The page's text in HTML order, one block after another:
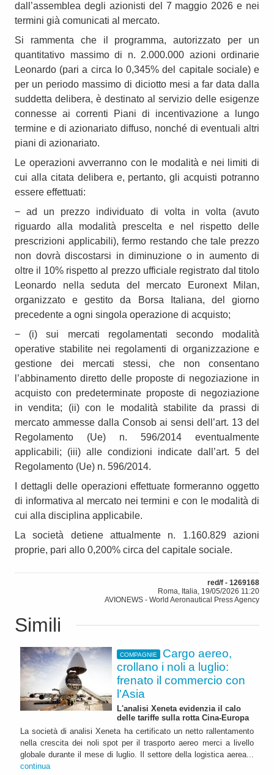
dall’assemblea degli azionisti del 7 maggio 2026 e nei
termini già comunicati al mercato.
Si rammenta che il programma, autorizzato per un
quantitativo massimo di n. 2.000.000 azioni ordinarie
Leonardo (pari a circa lo 0,345% del capitale sociale) e
per un periodo massimo di diciotto mesi a far data dalla
suddetta delibera, è destinato al servizio delle esigenze
connesse ai correnti Piani di incentivazione a lungo
termine e di azionariato diffuso, nonché di eventuali altri
piani di azionariato.
Le operazioni avverranno con le modalità e nei limiti di
cui alla citata delibera e, pertanto, gli acquisti potranno
essere effettuati:
− ad un prezzo individuato di volta in volta (avuto
riguardo alla modalità prescelta e nel rispetto delle
prescrizioni applicabili), fermo restando che tale prezzo
non dovrà discostarsi in diminuzione o in aumento di
oltre il 10% rispetto al prezzo ufficiale registrato dal titolo
Leonardo nella seduta del mercato Euronext Milan,
organizzato e gestito da Borsa Italiana, del giorno
precedente a ogni singola operazione di acquisto;
− (i) sui mercati regolamentati secondo modalità
operative stabilite nei regolamenti di organizzazione e
gestione dei mercati stessi, che non consentano
l’abbinamento diretto delle proposte di negoziazione in
acquisto con predeterminate proposte di negoziazione
in vendita; (ii) con le modalità stabilite da prassi di
mercato ammesse dalla Consob ai sensi dell’art. 13 del
Regolamento (Ue) n. 596/2014 eventualmente
applicabili; (iii) alle condizioni indicate dall’art. 5 del
Regolamento (Ue) n. 596/2014.
I dettagli delle operazioni effettuate formeranno oggetto
di informativa al mercato nei termini e con le modalità di
cui alla disciplina applicabile.
La società detiene attualmente n. 1.160.829 azioni
proprie, pari allo 0,200% circa del capitale sociale.
red/f - 1269168
Roma, Italia, 19/05/2026 11:20
AVIONEWS - World Aeronautical Press Agency
Simili
COMPAGNIE
Cargo aereo,
crollano i noli a luglio:
frenato il commercio con
l'Asia
L'analisi Xeneta evidenzia il calo
delle tariffe sulla rotta Cina-Europa
La società di analisi Xeneta ha certificato un netto rallentamento
nella crescita dei noli spot per il trasporto aereo merci a livello
globale durante il mese di luglio. Il settore della logistica aerea...
continua